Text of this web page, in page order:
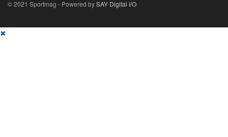
© 2021 Sportmag - Powered bySAY Digital I/O
✖